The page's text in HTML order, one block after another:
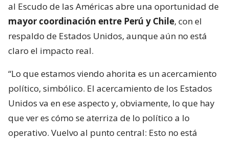
al Escudo de las Américas abre una oportunidad de
mayor coordinación entre Perú y Chile, con el
respaldo de Estados Unidos, aunque aún no está
claro el impacto real.
“Lo que estamos viendo ahorita es un acercamiento
político, simbólico. El acercamiento de los Estados
Unidos va en ese aspecto y, obviamente, lo que hay
que ver es cómo se aterriza de lo político a lo
operativo. Vuelvo al punto central: Esto no está